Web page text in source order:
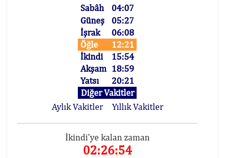
Sabâh
04:07
Güneş
05:27
İşrak
06:08
Öğle
12:21
İkindi
15:54
Akşam 18:59
Yatsı
20:21
Diğer Vakitler
Aylık Vakitler
Yıllık Vakitler
İkindi'ye kalan zaman
02:26:54